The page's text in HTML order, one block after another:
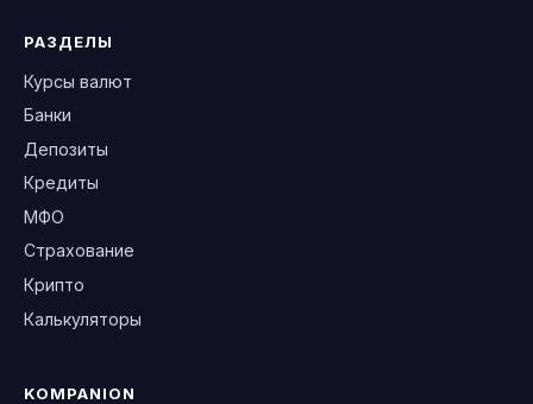
РАЗДЕЛЫ
Курсы валют
Банки
Депозиты
Кредиты
МФО
Страхование
Крипто
Калькуляторы
KOMPANION